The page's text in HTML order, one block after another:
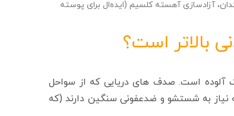
آزادسازی آهسته کلسیم (ایده‌ال برای پوسته
آلوده است. صدف‌ های دریایی که از سواحل
نیاز به شستشو و ضدعفونی سنگین دارند (که